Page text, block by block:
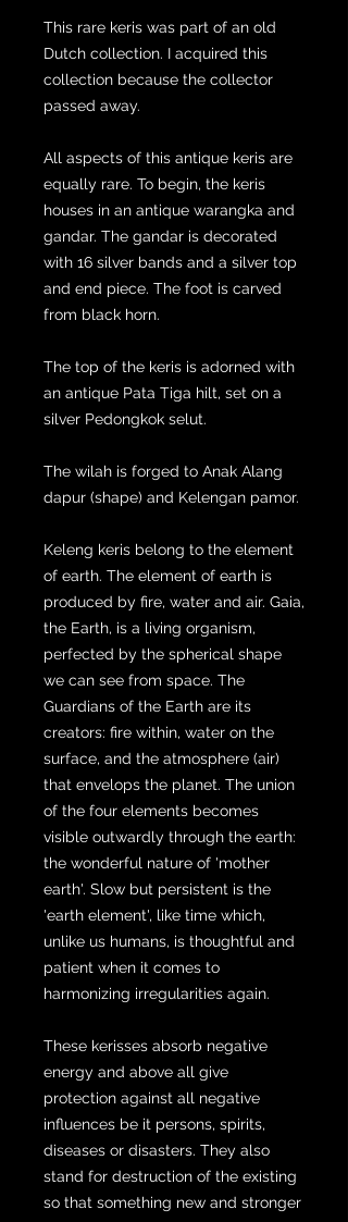
This rare keris was part of an old
Dutch collection. I acquired this
collection because the collector
passed away.
All aspects of this antique keris are
equally rare. To begin, the keris
houses in an antique warangka and
gandar. The gandar is decorated
with 16 silver bands and a silver top
and end piece. The foot is carved
from black horn.
The top of the keris is adorned with
an antique Pata Tiga hilt, set on a
silver Pedongkok selut.
The wilah is forged to Anak Alang
dapur (shape) and Kelengan pamor.
Keleng keris belong to the element
of earth. The element of earth is
produced by fire, water and air. Gaia,
the Earth, is a living organism,
perfected by the spherical shape
we can see from space. The
Guardians of the Earth are its
creators: fire within, water on the
surface, and the atmosphere (air)
that envelops the planet. The union
of the four elements becomes
visible outwardly through the earth:
the wonderful nature of 'mother
earth'. Slow but persistent is the
'earth element', like time which,
unlike us humans, is thoughtful and
patient when it comes to
harmonizing irregularities again.
These kerisses absorb negative
energy and above all give
protection against all negative
influences be it persons, spirits,
diseases or disasters. They also
stand for destruction of the existing
so that something new and stronger